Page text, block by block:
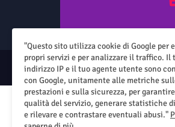
All Right Reserved Copyright ©
"Questo sito utilizza cookie di Google per
propri servizi e per analizzare il traffico. Il
indirizzo IP e il tuo agente utente sono
con Google, unitamente alle metriche
prestazioni e sulla sicurezza, per
qualità del servizio, generare statistiche
e rilevare e contrastare eventuali abusi."